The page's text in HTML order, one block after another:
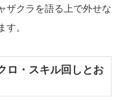
ザクラを語る上で外せな
す。
ロ・スキル回しとお